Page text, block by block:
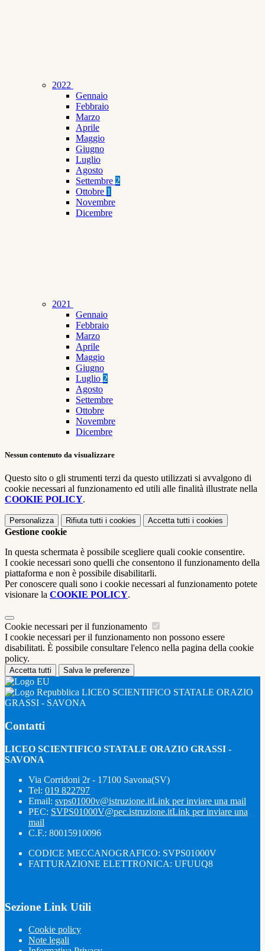
2022
Gennaio
Febbraio
Marzo
Aprile
Maggio
Giugno
Luglio
Agosto
Settembre 2
Ottobre 1
Novembre
Dicembre
2021
Gennaio
Febbraio
Marzo
Aprile
Maggio
Giugno
Luglio 2
Agosto
Settembre
Ottobre
Novembre
Dicembre
Nessun contenuto da visualizzare
Questo sito o gli strumenti terzi da questo utilizzati si avvalgono di
cookie necessari al funzionamento ed utili alle finalità illustrate nella
COOKIE POLICY.
Personalizza Rifiuta tutti i cookies Accetta tutti i cookies
Gestione cookie
In questa schermata è possibile scegliere quali cookie consentire.
I cookie necessari sono quelli che consentono il funzionamento della
piattaforma e non è possibile disabilitarli.
Per conoscere quali sono i cookie necessari al funzionamento potete
visionare la COOKIE POLICY.
Cookie necessari per il funzionamento
I cookie necessari per il funzionamento non possono essere
disabilitati. È possibile consultare l'elenco nella pagina della cookie
policy.
Accetta tutti Salva le preferenze
LICEO SCIENTIFICO STATALE ORAZIO
GRASSI - SAVONA
Contatti
LICEO SCIENTIFICO STATALE ORAZIO GRASSI -
SAVONA
Via Corridoni 2r - 17100 Savona(SV)
Tel: 019 822797
Email: svps01000v@istruzione.itLink per inviare una mail
PEC: SVPS01000V@pec.istruzione.itLink per inviare una
mail
C.F.: 80015910096
CODICE MECCANOGRAFICO: SVPS01000V
FATTURAZIONE ELETTRONICA: UFUUQ8
Sezione Link Utili
Cookie policy
Note legali